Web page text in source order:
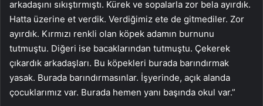
arkadaşını sıkıştırmıştı. Kürek ve sopalarla zor bela ayırdık.
Hatta üzerine et verdik. Verdiğimiz ete de gitmediler. Zor
ayırdık. Kırmızı renkli olan köpek adamın burnunu
tutmuştu. Diğeri ise bacaklarından tutmuştu. Çekerek
çıkardık arkadaşları. Bu köpekleri burada barındırmak
yasak. Burada barındırmasınlar. İşyerinde, açık alanda
çocuklarımız var. Burada hemen yanı başında okul var.”